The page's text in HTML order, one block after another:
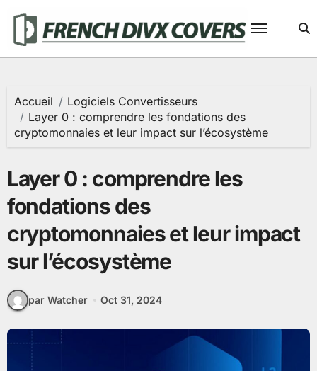
contenu
Accueil
Logiciels Convertisseurs
Layer 0 : comprendre les fondations des
cryptomonnaies et leur impact sur l’écosystème
Layer 0 : comprendre les
fondations des
cryptomonnaies et leur impact
sur l’écosystème
par Watcher Oct 31, 2024